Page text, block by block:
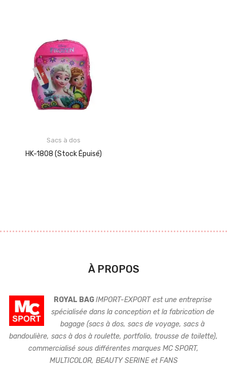
Sacs à dos
HK-1808 (stock Épuisé)
LIRE LA SUITE
À PROPOS
ROYAL BAGIMPORT-EXPORT est une entreprise
spécialisée dans la conception et la fabrication de
bagage (sacs à dos, sacs de voyage, sacs à
bandoulière, sacs à dos à roulette, portfolio, trousse de toilette),
commercialisé sous différentes marques MC SPORT,
MULTICOLOR, BEAUTY SERINE et FANS